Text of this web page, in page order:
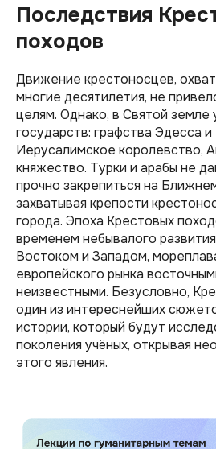
Последствия
походов
Движение крестоносцев,
многие десятилетия, не
целям. Однако, в Святой земле
государств: графства Эдесса и
Иерусалимское королевство,
княжество. Турки и арабы не
прочно закрепиться на
захватывая крепости
города. Эпоха Крестовых
временем небывалого
Востоком и Западом,
европейского рынка
неизвестными. Безусловно,
один из интереснейших
истории, который будут
поколения учёных, открывая
этого явления.